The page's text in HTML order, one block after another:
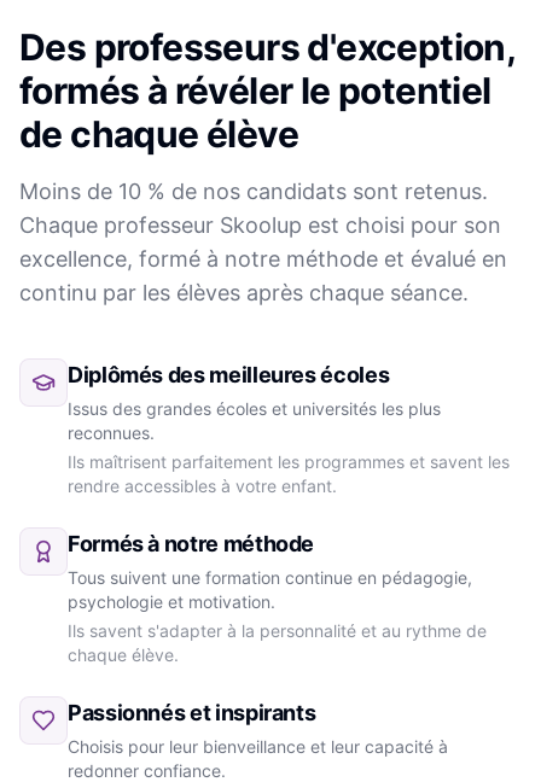
Des professeurs d'exception,
formés à révéler le potentiel
de chaque élève
Moins de 10 % de nos candidats sont retenus.
Chaque professeur Skoolup est choisi pour son
excellence, formé à notre méthode et évalué en
continu par les élèves après chaque séance.
Diplômés des meilleures écoles
Issus des grandes écoles et universités les plus
reconnues.
Ils maîtrisent parfaitement les programmes et savent les
rendre accessibles à votre enfant.
Formés à notre méthode
Tous suivent une formation continue en pédagogie,
psychologie et motivation.
Ils savent s'adapter à la personnalité et au rythme de
chaque élève.
Passionnés et inspirants
Choisis pour leur bienveillance et leur capacité à
redonner confiance.